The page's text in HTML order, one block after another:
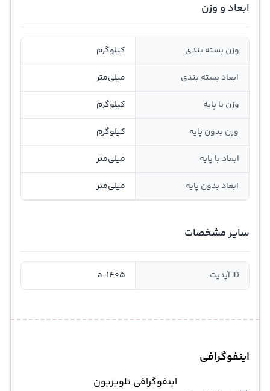
ابعاد و وزن
وزن بسته بندی کیلوگرم
ابعاد بسته بندی میلی‌متر
وزن با پایه کیلوگرم
وزن بدون پایه کیلوگرم
ابعاد با پایه میلی‌متر
ابعاد بدون پایه میلی‌متر
سایر مشخصات
ID آپدیت a-1405
اینفوگرافی
اینفوگرافی تلویزیون